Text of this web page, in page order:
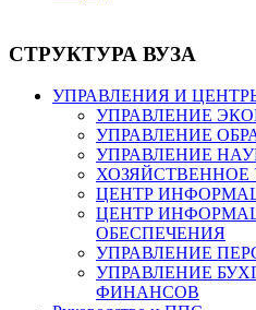
СТРУКТУРА ВУЗА
УПРАВЛЕНИЯ И
УПРАВЛЕНИЕ
УПРАВЛЕНИЕ
УПРАВЛЕНИЕ
ХОЗЯЙСТВЕННОЕ
ЦЕНТР
ЦЕНТР
ОБЕСПЕЧЕНИЯ
УПРАВЛЕНИЕ
УПРАВЛЕНИЕ
ФИНАНСОВ